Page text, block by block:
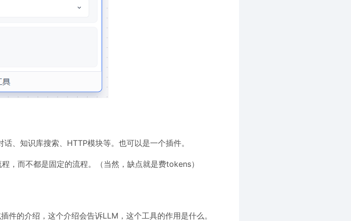
、知识库搜索、HTTP模块等。也可以是一个插件。
，而不都是固定的流程。（当然，缺点就是费tokens）
件的介绍，这个介绍会告诉LLM，这个工具的作用是什么。